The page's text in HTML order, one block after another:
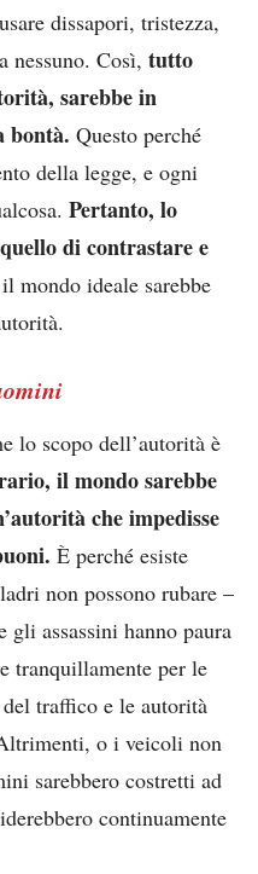
dissapori, tristezza,
nessuno. Così, tutto
sarebbe in
bontà. Questo perché
della legge, e ogni
Pertanto, lo
di contrastare e
mondo ideale sarebbe
lo scopo dell’autorità è
il mondo sarebbe
che impedisse
È perché esiste
non possono rubare –
assassini hanno paura
tranquillamente per le
traffico e le autorità
o i veicoli non
sarebbero costretti ad
continuamente